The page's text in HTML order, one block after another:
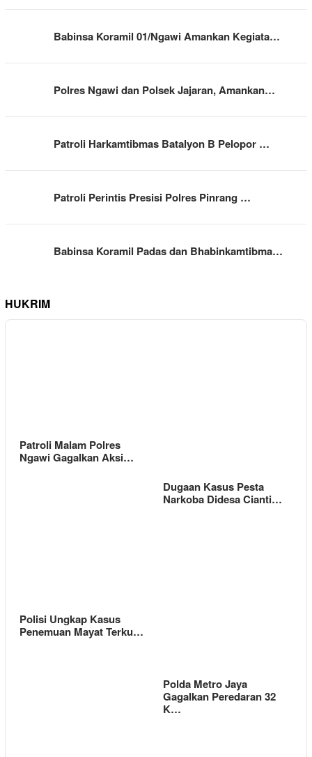
Babinsa Koramil 01/Ngawi Amankan Kegiata…
Polres Ngawi dan Polsek Jajaran, Amankan…
Patroli Harkamtibmas Batalyon B Pelopor …
Patroli Perintis Presisi Polres Pinrang …
Babinsa Koramil Padas dan Bhabinkamtibma…
HUKRIM
Patroli Malam Polres
Ngawi Gagalkan Aksi…
Dugaan Kasus Pesta
Narkoba Didesa Cianti…
Polisi Ungkap Kasus
Penemuan Mayat Terku…
Polda Metro Jaya
Gagalkan Peredaran 32
K…